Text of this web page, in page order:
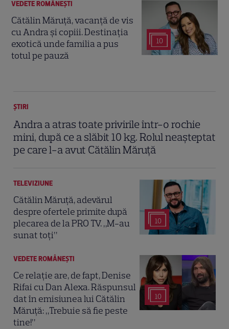
10
VEDETE ROMÂNEŞTI
Cătălin Măruță, vacanță de vis
cu Andra și copiii. Destinația
exotică unde familia a pus
totul pe pauză
ȘTIRI
Andra a atras toate privirile într-o rochie
mini, după ce a slăbit 10 kg. Rolul neașteptat
pe care l-a avut Cătălin Măruță
10
TELEVIZIUNE
Cătălin Măruță, adevărul
despre ofertele primite după
plecarea de la PRO TV. „M-au
sunat toți”
10
VEDETE ROMÂNEŞTI
Ce relație are, de fapt, Denise
Rifai cu Dan Alexa. Răspunsul
dat în emisiunea lui Cătălin
Măruță: „Trebuie să fie peste
tine!”